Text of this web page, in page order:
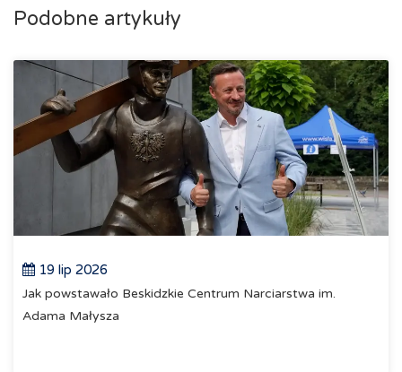
Podobne artykuły
19 lip 2026
Jak powstawało Beskidzkie Centrum Narciarstwa im.
Adama Małysza